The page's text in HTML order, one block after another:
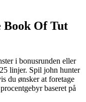
Book Of Tut
i bonusrunden eller
linjer. Spil john hunter
du ønsker at foretage
baseret på